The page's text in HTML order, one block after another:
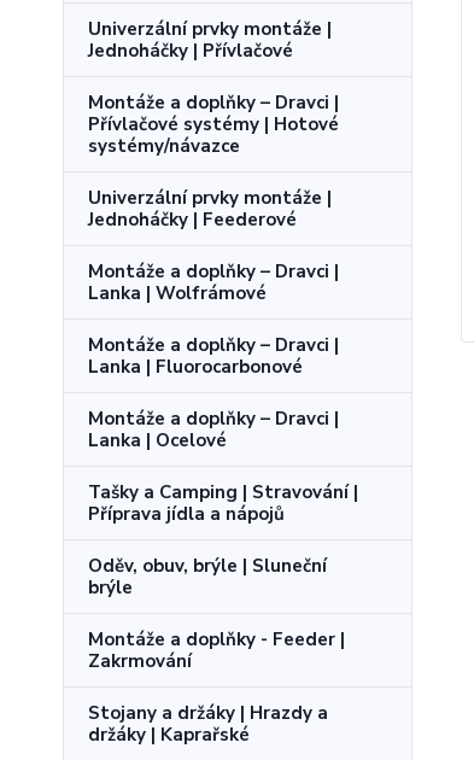
Univerzální prvky montáže |
Jednoháčky | Přívlačové
Montáže a doplňky – Dravci |
Přívlačové systémy | Hotové
systémy/návazce
Univerzální prvky montáže |
Jednoháčky | Feederové
Montáže a doplňky – Dravci |
Lanka | Wolfrámové
Montáže a doplňky – Dravci |
Lanka | Fluorocarbonové
Montáže a doplňky – Dravci |
Lanka | Ocelové
Tašky a Camping | Stravování |
Příprava jídla a nápojů
Oděv, obuv, brýle | Sluneční
brýle
Montáže a doplňky - Feeder |
Zakrmování
Stojany a držáky | Hrazdy a
držáky | Kaprařské